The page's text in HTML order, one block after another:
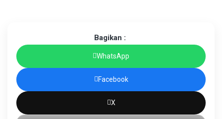
Bagikan :
WhatsApp
Facebook
X